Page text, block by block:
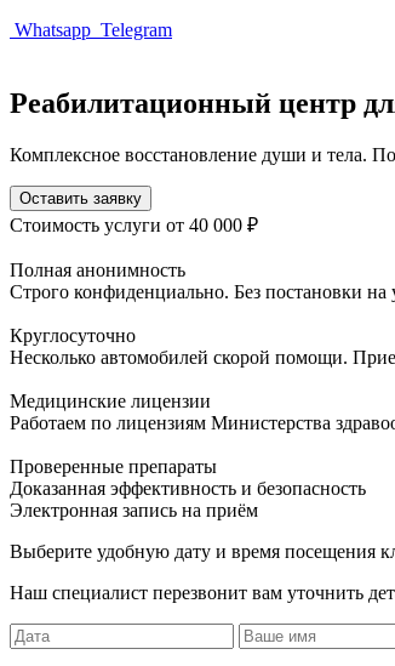
Whatsapp Telegram
Реабилитационный центр
Комплексное восстановление души и тела.
Оставить заявку
Стоимость услуги от 40 000 ₽
Полная анонимность
Строго конфиденциально. Без постановки на
Круглосуточно
Несколько автомобилей скорой помощи.
Медицинские лицензии
Работаем по лицензиям Министерства
Проверенные препараты
Доказанная эффективность и безопасность
Электронная запись на приём
Выберите удобную дату и время посещения
Наш специалист перезвонит вам уточнить